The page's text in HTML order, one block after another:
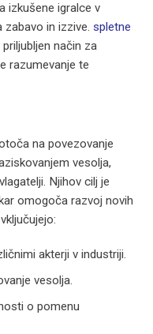
izkušene igralce v
zabavo in izzive. spletne
način za
razumevanje te
na povezovanje
vesolja,
Njihov cilj je
omogoča razvoj novih
akterji v industriji.
vesolja.
o pomenu